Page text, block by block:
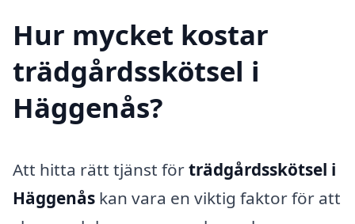
Hur mycket kostar
trädgårdsskötsel i
Häggenås?
Att hitta rätt tjänst förträdgårdsskötsel i
Häggenås kan vara en viktig faktor för att